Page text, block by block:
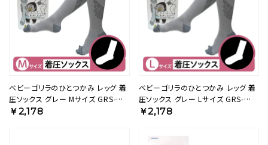
ベビーゴリラのひとつかみ レッグ 着
圧ソックス グレー Mサイズ GRS-
25GYM 【KA】
￥2,178
ベビーゴリラのひとつかみ レッグ 着
圧ソックス グレー Lサイズ GRS-
25GYL 【KA】
￥2,178